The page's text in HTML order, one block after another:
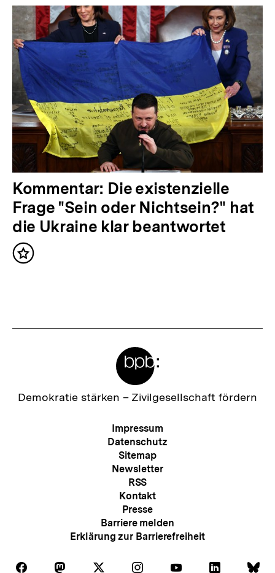
i
g
e
r
I
n
h
a
l
t
:
N
ä
c
h
s
a
Kommentar: Die existenzielle
Frage "Sein oder Nichtsein?" hat
die Ukraine klar beantwortet
Inhalt
Zur
Demokratie stärken – Zivilgesellschaft fördern
Meta-
Navigation
Impressum
Datenschutz
Sitemap
Newsletter
RSS
Kontakt
Presse
Barriere melden
Erklärung zur Barrierefreiheit
Auf Auf